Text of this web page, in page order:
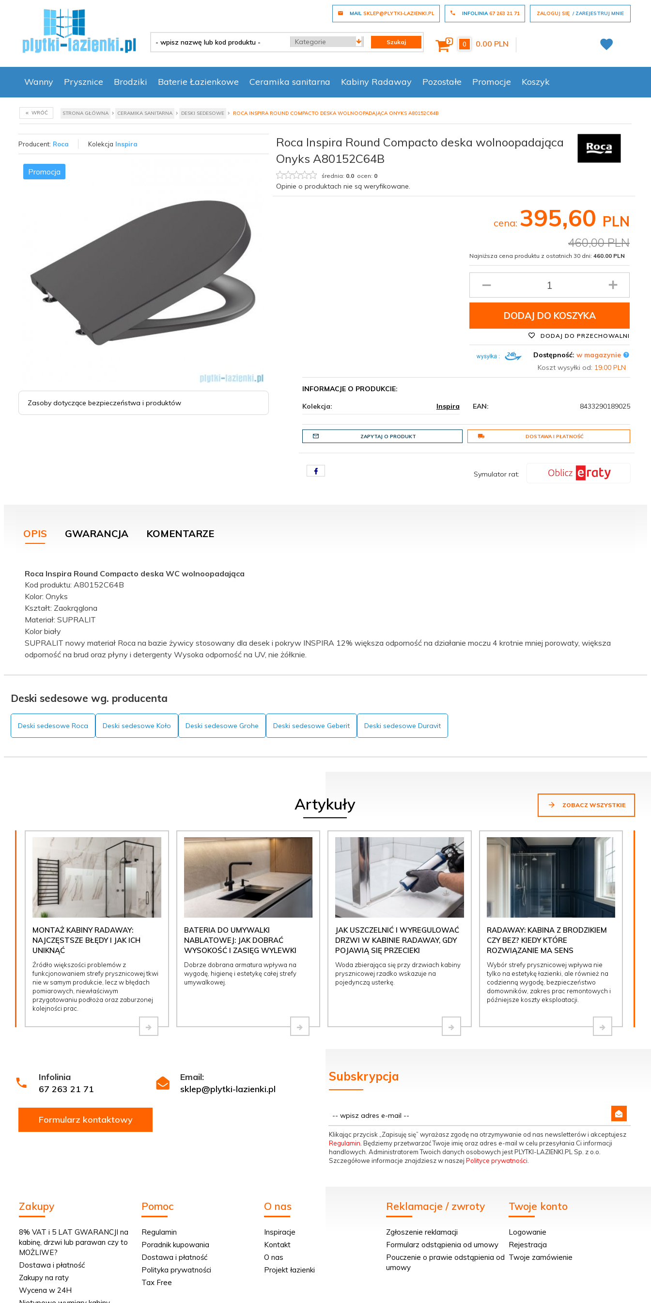
MAIL SKLEP@PLYTKI-LAZIENKI.PL INFOLINIA67 263 21 71 ZALOGUJ SIĘ ZAREJESTRUJ MNIE
wpisz
lub
kod
produktu
-
categories_searcher Szukaj 0 0.00 PLN
Wanny Prysznice Brodziki Baterie Łazienkowe Ceramika sanitarna Kabiny Radaway Pozostałe Promocje Koszyk
WRÓĆ STRONA GŁÓWNA CERAMIKA SANITARNA DESKI SEDESOWE ROCA INSPIRA ROUND COMPACTO DESKA WOLNOOPADAJĄCA ONYKS A80152C64B
Producent: Roca Kolekcja Inspira
Promocja
Zasoby dotyczące bezpieczeństwa i produktów
Roca Inspira Round Compacto deska wolnoopadająca
Onyks A80152C64B
średnia: 0.0 ocen: 0
Opinie o produktach nie są weryfikowane.
cena: 395,60 PLN
460,00 PLN
Najniższa cena produktu z ostatnich 30 dni:460.00 PLN
produktu
DODAJ DO KOSZYKA
DODAJ DO PRZECHOWALNI
Dostępność: w magazynie
Koszt wysyłki od: 19.00 PLN
INFORMACJE O PRODUKCIE:
Kolekcja:
Inspira EAN: 8433290189025
ZAPYTAJ O PRODUKT DOSTAWA I PŁATNOŚĆ
Symulator rat:
OPIS GWARANCJA KOMENTARZE
Roca Inspira Round Compacto deska WC wolnoopadająca
Kod produktu: A80152C64B
Kolor: Onyks
Kształt: Zaokrąglona
Materiał: SUPRALIT
Kolor biały
SUPRALIT nowy materiał Roca na bazie żywicy stosowany dla desek i pokryw INSPIRA 12% większa odporność na działanie moczu 4 krotnie mniej porowaty, większa
odporność na brud oraz płyny i detergenty Wysoka odporność na UV, nie żółknie.
Deski sedesowe wg. producenta
Deski sedesowe Roca Deski sedesowe Koło Deski sedesowe Grohe Deski sedesowe Geberit Deski sedesowe Duravit
Artykuły ZOBACZ WSZYSTKIE
MONTAŻ KABINY RADAWAY:
NAJCZĘSTSZE BŁĘDY I JAK ICH
UNIKNĄĆ
Źródło większości problemów z
funkcjonowaniem strefy prysznicowej tkwi
nie w samym produkcie, lecz w błędach
pomiarowych, niewłaściwym
przygotowaniu podłoża oraz zaburzonej
kolejności prac.
BATERIA DO UMYWALKI
NABLATOWEJ: JAK DOBRAĆ
WYSOKOŚĆ I ZASIĘG WYLEWKI
Dobrze dobrana armatura wpływa na
wygodę, higienę i estetykę całej strefy
umywalkowej.
JAK USZCZELNIĆ I WYREGULOWAĆ
DRZWI W KABINIE RADAWAY, GDY
POJAWIĄ SIĘ PRZECIEKI
Woda zbierająca się przy drzwiach kabiny
prysznicowej rzadko wskazuje na
pojedynczą usterkę.
RADAWAY: KABINA Z BRODZIKIEM
CZY BEZ? KIEDY KTÓRE
ROZWIĄZANIE MA SENS
Wybór strefy prysznicowej wpływa nie
tylko na estetykę łazienki, ale również na
codzienną wygodę, bezpieczeństwo
domowników, zakres prac remontowych i
późniejsze koszty eksploatacji.
Infolinia
67 263 21 71
Email:
sklep@plytki-lazienki.pl
Formularz kontaktowy
Subskrypcja
Klikając przycisk „Zapisuję się” wyrażasz zgodę na otrzymywanie od nas newsletterów i akceptujesz
Regulamin. Będziemy przetwarzać Twoje imię oraz adres e-mail w celu przesyłania Ci informacji
handlowych. Administratorem Twoich danych osobowych jest PLYTKI-LAZIENKI.PL Sp. z o.o.
Szczegółowe informacje znajdziesz w naszej Polityce prywatności.
Zakupy
8% VAT i 5 LAT GWARANCJI na
kabinę, drzwi lub parawan czy to
MOŻLIWE?
Dostawa i płatność
Zakupy na raty
Wycena w 24H
Pomoc
Regulamin
Poradnik kupowania
Dostawa i płatność
Polityka prywatności
Tax Free
O nas
Inspiracje
Kontakt
O nas
Projekt łazienki
Reklamacje / zwroty
Zgłoszenie reklamacji
Formularz odstąpienia od umowy
Pouczenie o prawie odstąpienia od
umowy
Twoje konto
Logowanie
Rejestracja
Twoje zamówienie